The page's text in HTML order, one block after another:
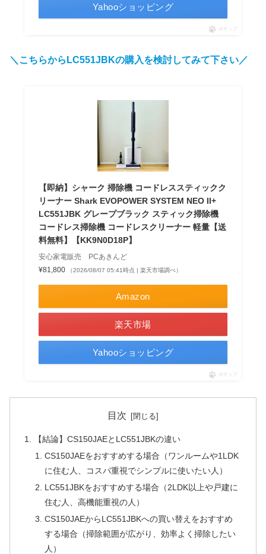
Yahooショッピング
ポチップ
＼こちらからLC551JBKの購入を検討してみて下さい／
【即納】シャーク 掃除機 コードレススティックク
リーナー Shark EVOPOWER SYSTEM NEO II+
LC551JBK グレープブラック スティック掃除機
コードレス掃除機 コードレスクリーナー 軽量【送
料無料】【KK9N0D18P】
安心家電販売 PCあきんど
¥81,800
（2026/08/07 05:41時点 | 楽天市場調べ）
Amazon
楽天市場
Yahooショッピング
ポチップ
目次
【結論】CS150JAEとLC551JBKの違い
CS150JAEをおすすめする場合（ワンルームや1LDK
に住む人、コスパ重視でシンプルに使いたい人）
LC551JBKをおすすめする場合（2LDK以上や戸建に
住む人、高機能重視の人）
CS150JAEからLC551JBKへの買い替えをおすすめ
する場合（掃除範囲が広がり、効率よく掃除したい
人）